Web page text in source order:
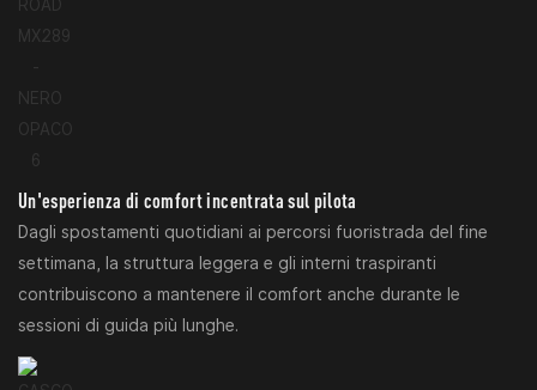
Un'esperienza di comfort incentrata sul pilota
Dagli spostamenti quotidiani ai percorsi fuoristrada del fine
settimana, la struttura leggera e gli interni traspiranti
contribuiscono a mantenere il comfort anche durante le
sessioni di guida più lunghe.